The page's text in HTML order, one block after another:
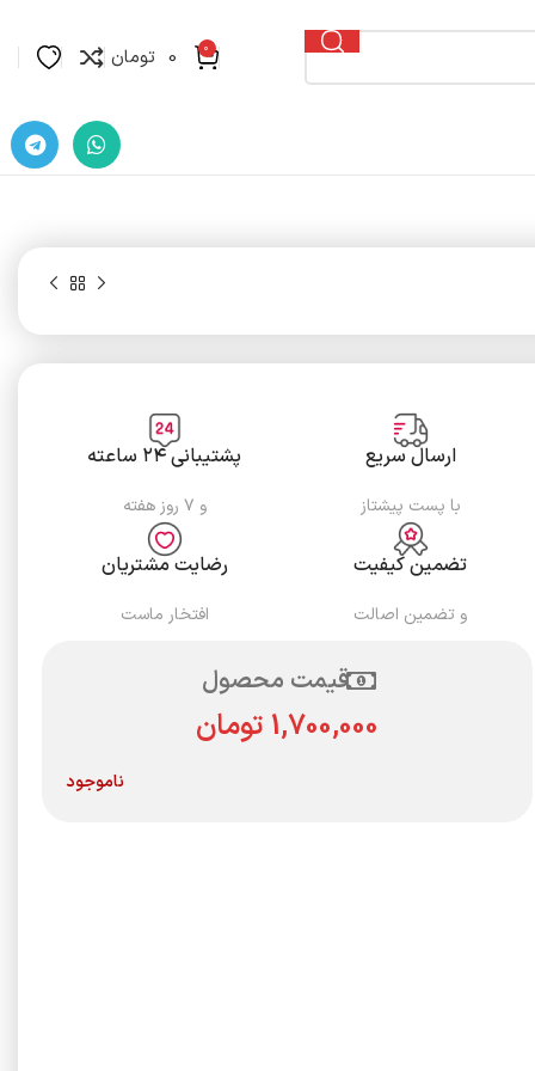
0
0 تومان
ارسال سریع
با پست پیشتاز
پشتیبانی ۲۴ ساعته
و ۷ روز هفته
تضمین کیفیت
و تضمین اصالت
رضایت مشتریان
افتخار ماست
قیمت محصول
تومان
ناموجود